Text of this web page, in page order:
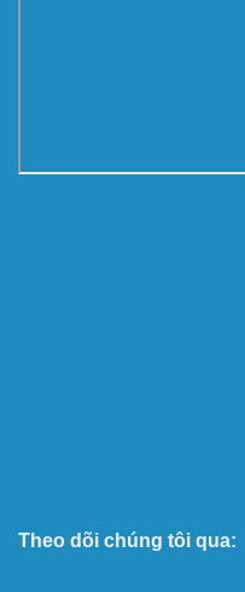
Theo dõi chúng tôi qua: